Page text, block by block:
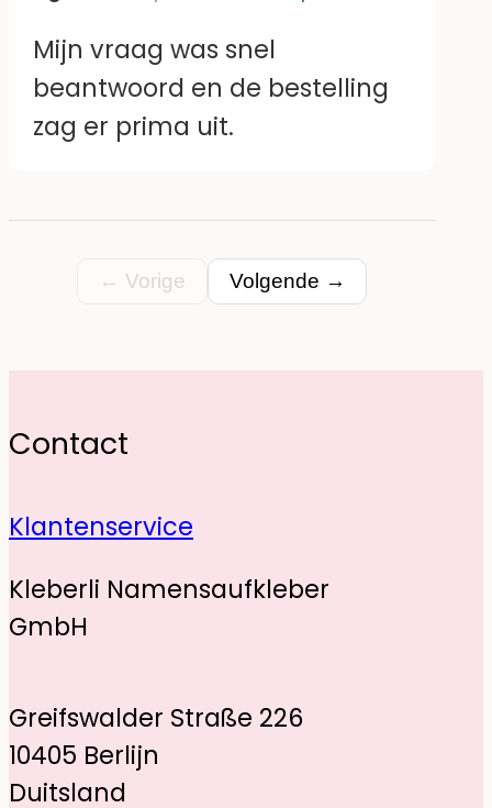
Mijn vraag was snel
beantwoord en de bestelling
zag er prima uit.
← Vorige Volgende →
Contact
Klantenservice
Kleberli Namensaufkleber
GmbH
Greifswalder Straße 226
10405 Berlijn
Duitsland